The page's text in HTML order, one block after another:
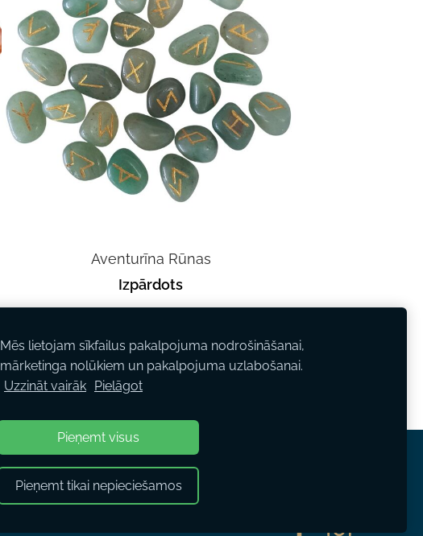
Aventurīna Rūnas
Izpārdots
Mēs lietojam sīkfailus pakalpojuma nodrošināšanai,
mārketinga nolūkiem un pakalpojuma uzlabošanai.
Uzzināt vairāk Pielāgot
Pieņemt visus
Pieņemt tikai nepieciešamos